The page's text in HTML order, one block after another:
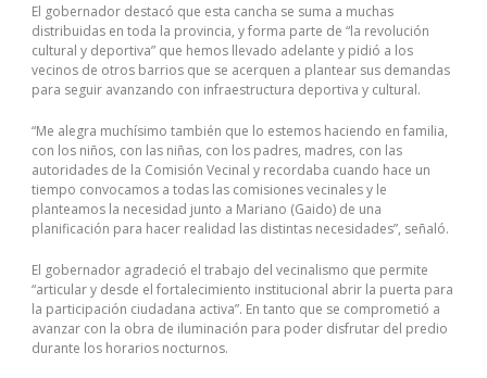
El gobernador destacó que esta cancha se suma a muchas
distribuidas en toda la provincia, y forma parte de “la revolución
cultural y deportiva” que hemos llevado adelante y pidió a los
vecinos de otros barrios que se acerquen a plantear sus demandas
para seguir avanzando con infraestructura deportiva y cultural.
“Me alegra muchísimo también que lo estemos haciendo en familia,
con los niños, con las niñas, con los padres, madres, con las
autoridades de la Comisión Vecinal y recordaba cuando hace un
tiempo convocamos a todas las comisiones vecinales y le
planteamos la necesidad junto a Mariano (Gaido) de una
planificación para hacer realidad las distintas necesidades”, señaló.
El gobernador agradeció el trabajo del vecinalismo que permite
“articular y desde el fortalecimiento institucional abrir la puerta para
la participación ciudadana activa”. En tanto que se comprometió a
avanzar con la obra de iluminación para poder disfrutar del predio
durante los horarios nocturnos.